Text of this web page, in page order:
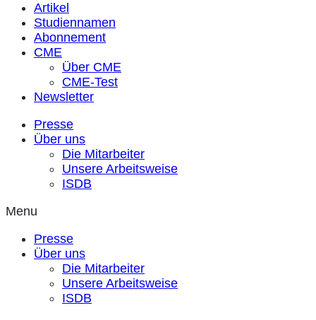
Artikel
Studiennamen
Abonnement
CME
Über CME
CME-Test
Newsletter
Presse
Über uns
Die Mitarbeiter
Unsere Arbeitsweise
ISDB
Menu
Presse
Über uns
Die Mitarbeiter
Unsere Arbeitsweise
ISDB